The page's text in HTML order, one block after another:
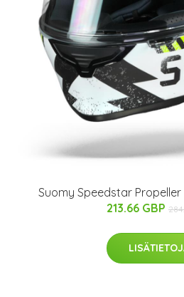
Suomy Speedstar Propeller
213.66 GBP